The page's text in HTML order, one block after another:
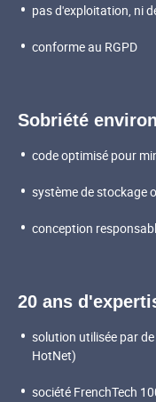
pas d'exploitation, ni
conforme au RGPD
Sobriété
code optimisé pour
système de stockage
conception
20 ans
solution utilisée par
HotNet)
société FrenchTech